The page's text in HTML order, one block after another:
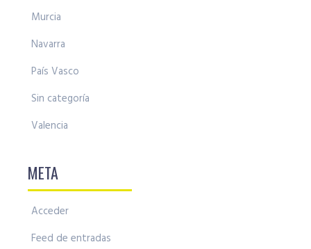
Murcia
Navarra
País Vasco
Sin categoría
Valencia
META
Acceder
Feed de entradas